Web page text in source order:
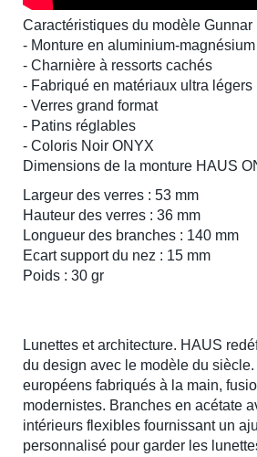
Caractéristiques du modèle
- Monture en aluminium-magnésium
- Charnière à ressorts cachés
- Fabriqué en matériaux ultra légers
- Verres grand format
- Patins réglables
- Coloris Noir ONYX
Dimensions de la monture HAUS
Largeur des verres : 53 mm
Hauteur des verres : 36 mm
Longueur des branches : 140 mm
Ecart support du nez : 15 mm
Poids : 30 gr
Lunettes et architecture. HAUS
du design avec le modèle du
européens fabriqués à la main,
modernistes. Branches en acétate
intérieurs flexibles fournissant un
personnalisé pour garder les